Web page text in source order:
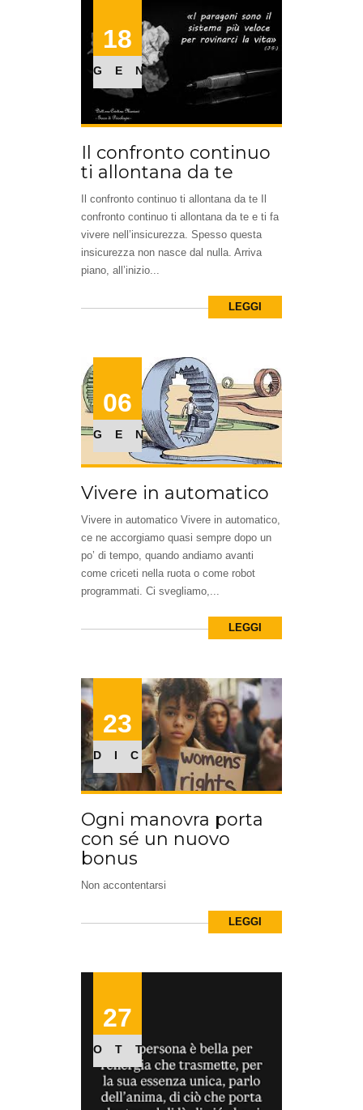
18
GEN
Il confronto continuo
ti allontana da te
Il confronto continuo ti allontana da te Il
confronto continuo ti allontana da te e ti fa
vivere nell’insicurezza. Spesso questa
insicurezza non nasce dal nulla. Arriva
piano, all’inizio...
LEGGI
06
GEN
Vivere in automatico
Vivere in automatico Vivere in automatico,
ce ne accorgiamo quasi sempre dopo un
po’ di tempo, quando andiamo avanti
come criceti nella ruota o come robot
programmati. Ci svegliamo,...
LEGGI
23
DIC
Ogni manovra porta
con sé un nuovo
bonus
Non accontentarsi
LEGGI
27
OTT